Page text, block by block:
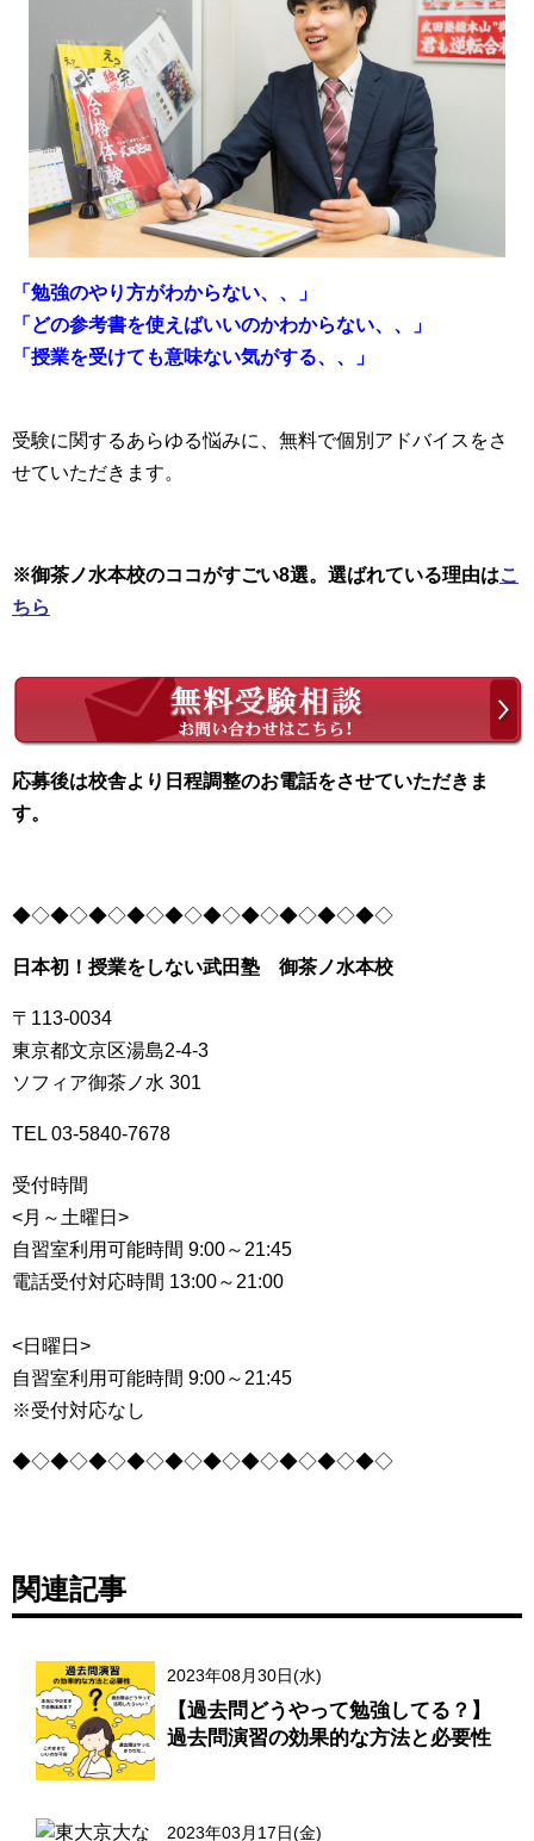
「勉強のやり方がわからない、、」
「どの参考書を使えばいいのかわからない、、」
「授業を受けても意味ない気がする、、」
受験に関するあらゆる悩みに、無料で個別アドバイスをさ
せていただきます。
※御茶ノ水本校のココがすごい8選。選ばれている理由はこ
ちら
応募後は校舎より日程調整のお電話をさせていただきま
す。
◆◇◆◇◆◇◆◇◆◇◆◇◆◇◆◇◆◇◆◇
日本初！授業をしない武田塾 御茶ノ水本校
〒113-0034
東京都文京区湯島2-4-3
ソフィア御茶ノ水 301
TEL 03-5840-7678
受付時間
<月～土曜日>
自習室利用可能時間 9:00～21:45
電話受付対応時間 13:00～21:00
<日曜日>
自習室利用可能時間 9:00～21:45
※受付対応なし
◆◇◆◇◆◇◆◇◆◇◆◇◆◇◆◇◆◇◆◇
関連記事
2023年08月30日(水)
【過去問どうやって勉強してる？】
過去問演習の効果的な方法と必要性
2023年03月17日(金)